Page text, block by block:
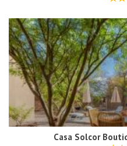
Casa Solcor